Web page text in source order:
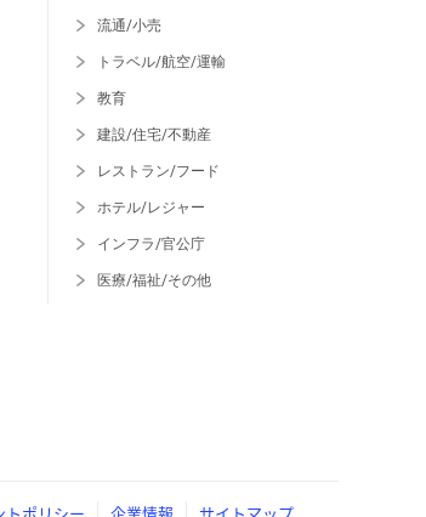
流通/小売
トラベル/航空/運輸
教育
建設/住宅/不動産
レストラン/フード
ホテル/レジャー
インフラ/官公庁
医療/福祉/その他